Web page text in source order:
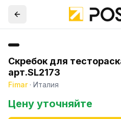
Скребок для
арт.SL2173
Fimar· Италия
Цену уточняйте